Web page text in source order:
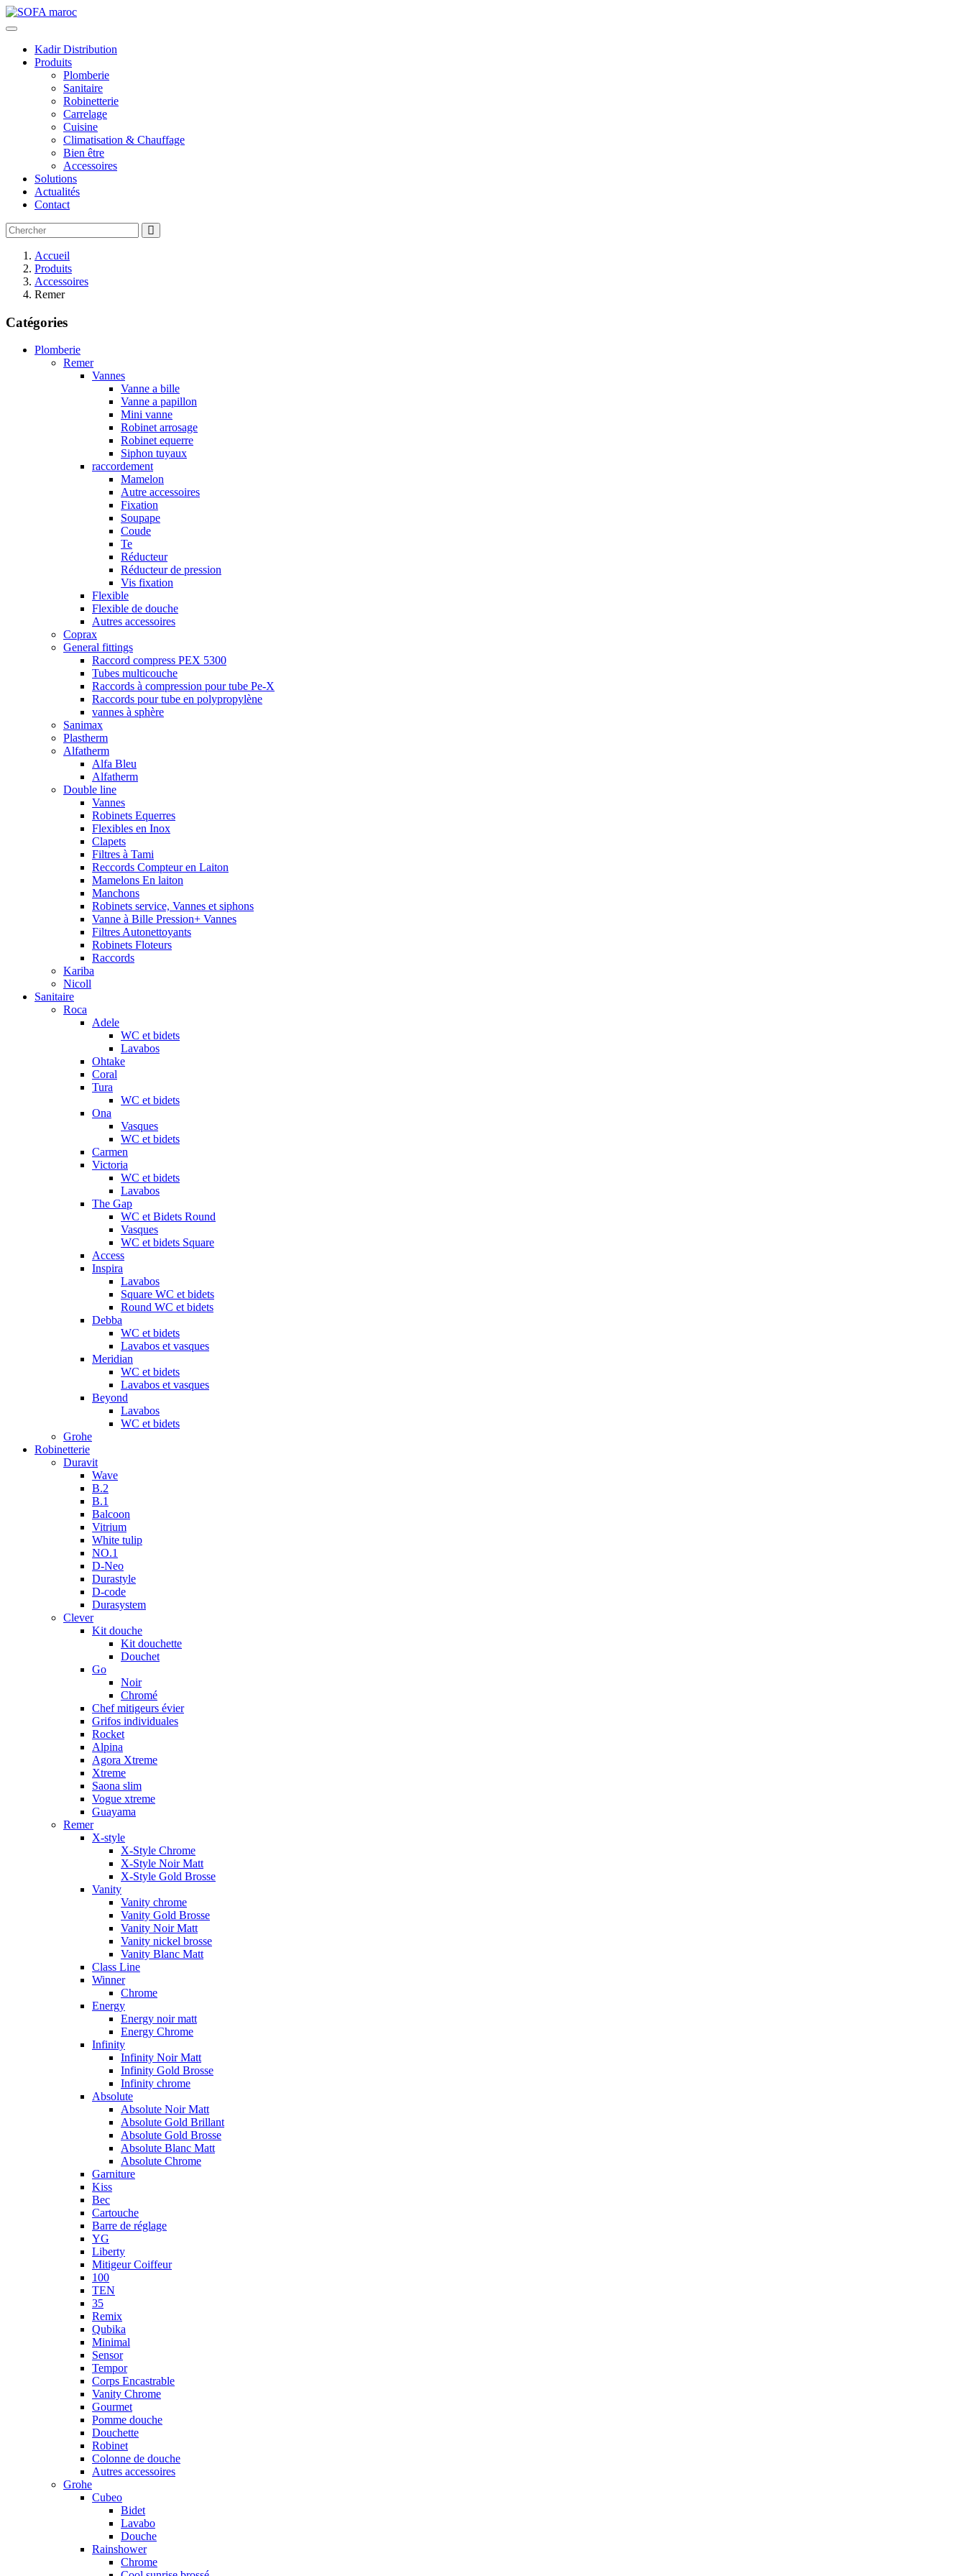
Kadir Distribution
Produits
Plomberie
Sanitaire
Robinetterie
Carrelage
Cuisine
Climatisation & Chauffage
Bien être
Accessoires
Solutions
Actualités
Contact
Accueil
Produits
Accessoires
Remer
Catégories
Plomberie
Remer
Vannes
Vanne a bille
Vanne a papillon
Mini vanne
Robinet arrosage
Robinet equerre
Siphon tuyaux
raccordement
Mamelon
Autre accessoires
Fixation
Soupape
Coude
Te
Réducteur
Réducteur de pression
Vis fixation
Flexible
Flexible de douche
Autres accessoires
Coprax
General fittings
Raccord compress PEX 5300
Tubes multicouche
Raccords à compression pour tube Pe-X
Raccords pour tube en polypropylène
vannes à sphère
Sanimax
Plastherm
Alfatherm
Alfa Bleu
Alfatherm
Double line
Vannes
Robinets Equerres
Flexibles en Inox
Clapets
Filtres à Tami
Reccords Compteur en Laiton
Mamelons En laiton
Manchons
Robinets service, Vannes et siphons
Vanne à Bille Pression+ Vannes
Filtres Autonettoyants
Robinets Floteurs
Raccords
Kariba
Nicoll
Sanitaire
Roca
Adele
WC et bidets
Lavabos
Ohtake
Coral
Tura
WC et bidets
Ona
Vasques
WC et bidets
Carmen
Victoria
WC et bidets
Lavabos
The Gap
WC et Bidets Round
Vasques
WC et bidets Square
Access
Inspira
Lavabos
Square WC et bidets
Round WC et bidets
Debba
WC et bidets
Lavabos et vasques
Meridian
WC et bidets
Lavabos et vasques
Beyond
Lavabos
WC et bidets
Grohe
Robinetterie
Duravit
Wave
B.2
B.1
Balcoon
Vitrium
White tulip
NO.1
D-Neo
Durastyle
D-code
Durasystem
Clever
Kit douche
Kit douchette
Douchet
Go
Noir
Chromé
Chef mitigeurs évier
Grifos individuales
Rocket
Alpina
Agora Xtreme
Xtreme
Saona slim
Vogue xtreme
Guayama
Remer
X-style
X-Style Chrome
X-Style Noir Matt
X-Style Gold Brosse
Vanity
Vanity chrome
Vanity Gold Brosse
Vanity Noir Matt
Vanity nickel brosse
Vanity Blanc Matt
Class Line
Winner
Chrome
Energy
Energy noir matt
Energy Chrome
Infinity
Infinity Noir Matt
Infinity Gold Brosse
Infinity chrome
Absolute
Absolute Noir Matt
Absolute Gold Brillant
Absolute Gold Brosse
Absolute Blanc Matt
Absolute Chrome
Garniture
Kiss
Bec
Cartouche
Barre de réglage
YG
Liberty
Mitigeur Coiffeur
100
TEN
35
Remix
Qubika
Minimal
Sensor
Tempor
Corps Encastrable
Vanity Chrome
Gourmet
Pomme douche
Douchette
Robinet
Colonne de douche
Autres accessoires
Grohe
Cubeo
Bidet
Lavabo
Douche
Rainshower
Chrome